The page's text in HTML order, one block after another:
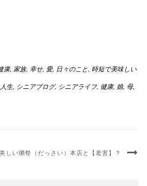
康, 家族, 幸せ, 愛, 日々のこと, 時短で美味しい
生, シニアブログ, シニアライフ, 健康, 娘, 母,
美しい獺祭（だっさい）本店と【老害】？